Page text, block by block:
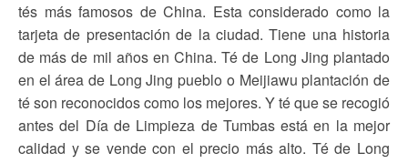
tés más famosos de China. Esta considerado como la
tarjeta de presentación de la ciudad. Tiene una historia
de más de mil años en China. Té de Long Jing plantado
en el área de Long Jing pueblo o Meijiawu plantación de
té son reconocidos como los mejores. Y té que se recogió
antes del Día de Limpieza de Tumbas está en la mejor
calidad y se vende con el precio más alto. Té de Long